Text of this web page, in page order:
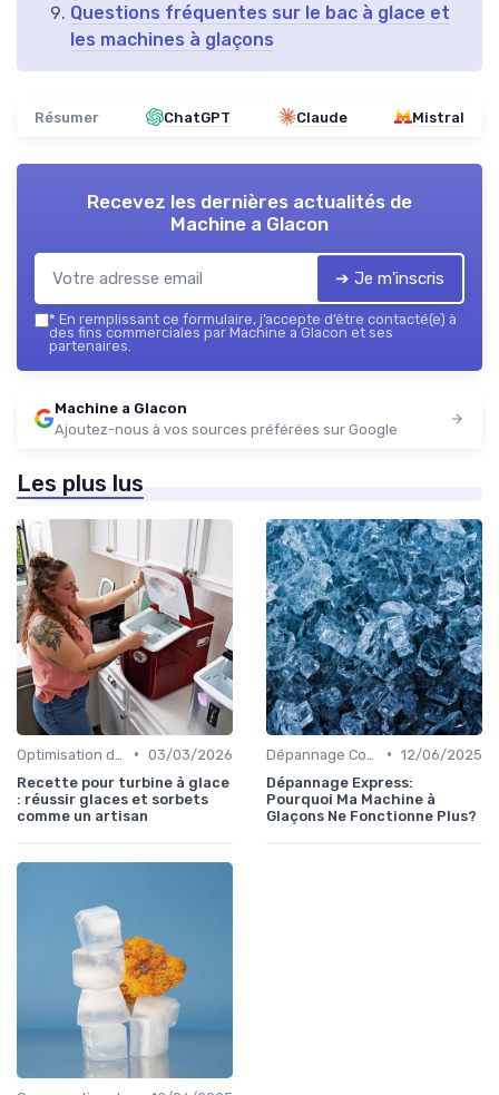
Questions fréquentes sur le bac à glace et
les machines à glaçons
Résumer ChatGPT Claude Mistral
Recevez les dernières actualités de
Machine a Glacon
➔ Je m'inscris
* En remplissant ce formulaire, j’accepte d’être contacté(e) à
des fins commerciales par Machine a Glacon et ses
partenaires.
Machine a Glacon
Ajoutez-nous à vos sources préférées sur Google
Les plus lus
• 03/03/2026
Recette pour turbine à glace
: réussir glaces et sorbets
comme un artisan
• 12/06/2025
Dépannage Express:
Pourquoi Ma Machine à
Glaçons Ne Fonctionne Plus?